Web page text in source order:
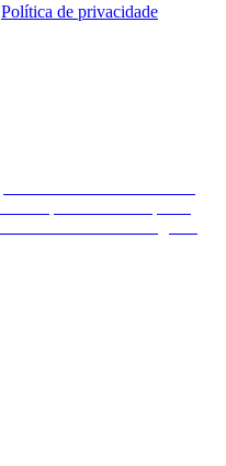
Política de privacidade